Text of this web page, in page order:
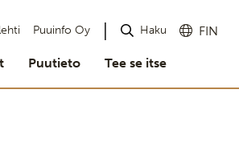
Puuinfo Oy Haku FIN
Puutieto Tee se itse